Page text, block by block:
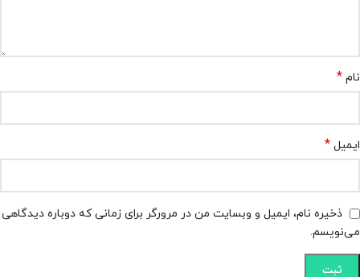
نام *
ایمیل *
ذخیره نام، ایمیل و وبسایت من در مرورگر برای زمانی که دوباره دیدگاهی
می‌نویسم.